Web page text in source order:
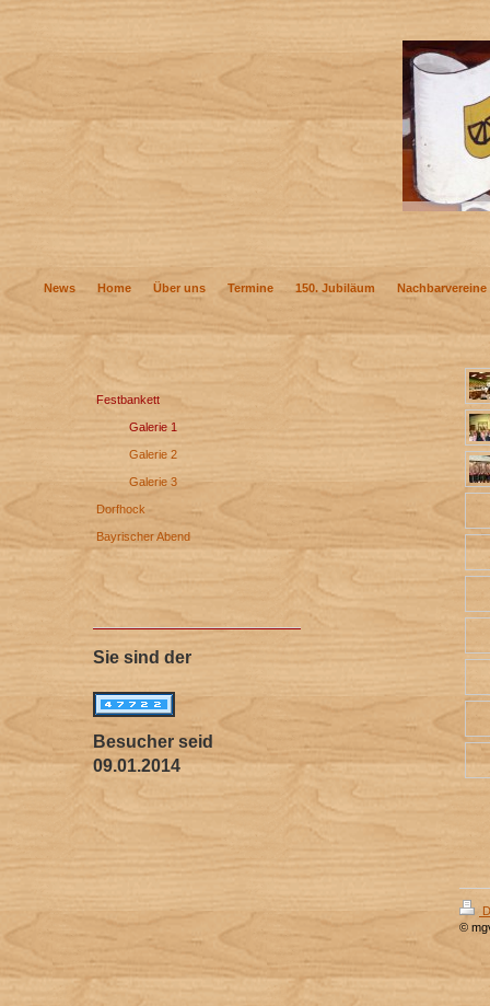
News Home Über uns Termine 150. Jubiläum Nachbarvereine
Festbankett
Galerie 1
Galerie 2
Galerie 3
Dorfhock
Bayrischer Abend
Sie sind der
Besucher seid
09.01.2014
©